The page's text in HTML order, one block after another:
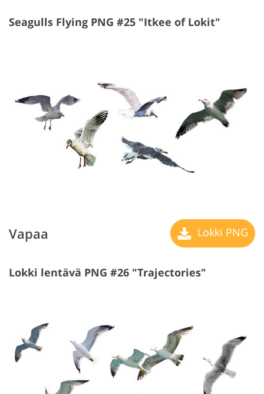
Seagulls Flying PNG #25 "Itkee of Lokit"
Vapaa Lokki PNG
Lokki lentävä PNG #26 "Trajectories"